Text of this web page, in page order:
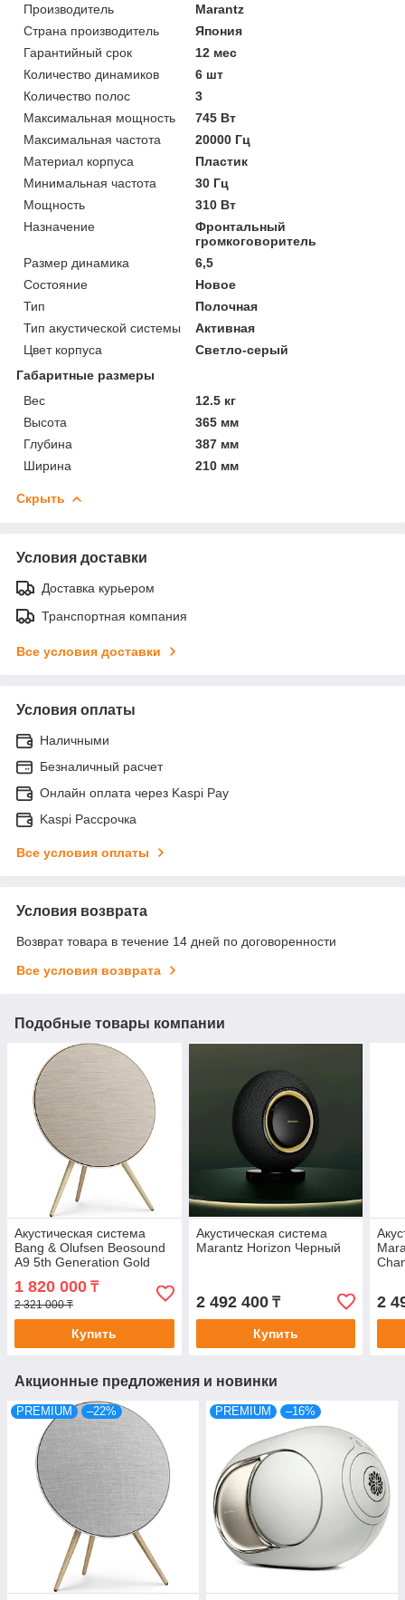
Производитель
Marantz
Страна производитель
Япония
Гарантийный срок
12 мес
Количество динамиков
6 шт
Количество полос
3
Максимальная мощность
745 Вт
Максимальная частота
20000 Гц
Материал корпуса
Пластик
Минимальная частота
30 Гц
Мощность
310 Вт
Назначение
Фронтальный
громкоговоритель
Размер динамика
6,5
Состояние
Новое
Тип
Полочная
Тип акустической системы
Активная
Цвет корпуса
Светло-серый
Габаритные размеры
Вес
12.5 кг
Высота
365 мм
Глубина
387 мм
Ширина
210 мм
Скрыть
Условия доставки
Доставка курьером
Транспортная компания
Все условия доставки
Условия оплаты
Наличными
Безналичный расчет
Онлайн оплата через Kaspi Pay
Kaspi Рассрочка
Все условия оплаты
Условия возврата
Возврат товара в течение 14 дней по договоренности
Все условия возврата
Подобные товары компании
Акустическая система
Bang & Olufsen Beosound
A9 5th Generation Gold
1 820 000 ₸
2 321 000 ₸
Купить
Акустическая система
Marantz Horizon Черный
2 492 400₸
Купить
2
Акционные предложения и новинки
PREMIUM –22% PREMIUM –16%